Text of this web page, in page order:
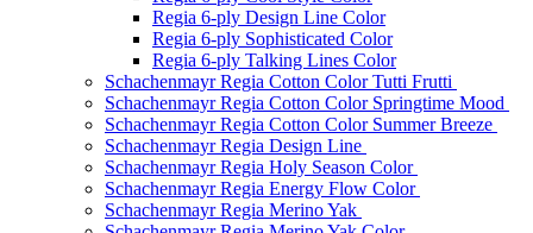
Regia 6-ply Design Line Color
Regia 6-ply Sophisticated Color
Regia 6-ply Talking Lines Color
Schachenmayr Regia Cotton Color Tutti Frutti
Schachenmayr Regia Cotton Color Springtime Mood
Schachenmayr Regia Cotton Color Summer Breeze
Schachenmayr Regia Design Line
Schachenmayr Regia Holy Season Color
Schachenmayr Regia Energy Flow Color
Schachenmayr Regia Merino Yak